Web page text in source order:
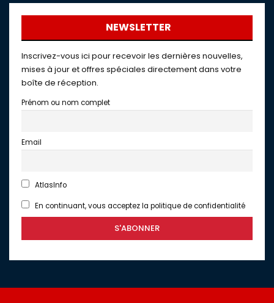
NEWSLETTER
Inscrivez-vous ici pour recevoir les dernières nouvelles,
mises à jour et offres spéciales directement dans votre
boîte de réception.
Prénom ou nom complet
Email
AtlasInfo
En continuant, vous acceptez la politique de confidentialité